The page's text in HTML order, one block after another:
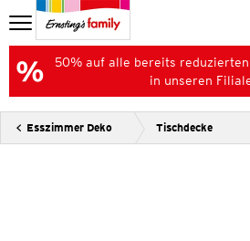
50% auf alle bereits
in unseren
Esszimmer Deko Tischdecke